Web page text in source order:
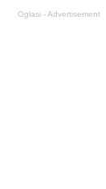
Oglasi - Advertisement